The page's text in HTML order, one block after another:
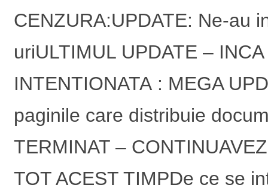
CENZURA:UPDATE: Ne-au
uriULTIMUL UPDATE –
INTENTIONATA : MEGA
paginile care distribuie
TERMINAT –
TOT ACEST TIMPDe ce se